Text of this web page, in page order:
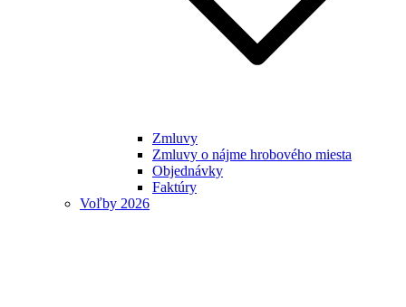
Zmluvy
Zmluvy o nájme hrobového miesta
Objednávky
Faktúry
Voľby 2026